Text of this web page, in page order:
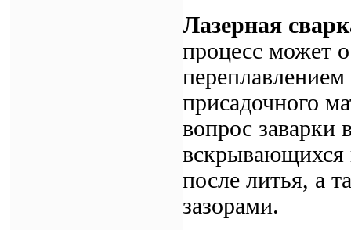
Лазерная
процесс может
присадочного
вопрос заварки
вскрывающихся
после литья, а
зазорами.